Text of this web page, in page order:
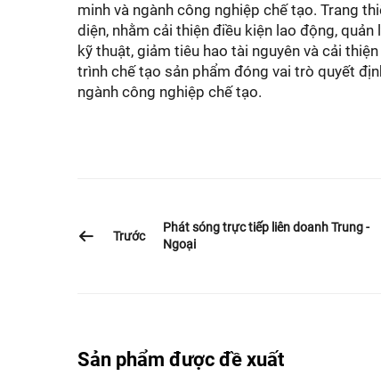
minh và ngành công nghiệp chế tạo. Trang
diện, nhằm cải thiện điều kiện lao động,
kỹ thuật, giảm tiêu hao tài nguyên và cải
trình chế tạo sản phẩm đóng vai trò quyết
ngành công nghiệp chế tạo.
Trước
Phát sóng trực tiếp liên doanh Trung -
Ngoại
Sản phẩm được đề xuất